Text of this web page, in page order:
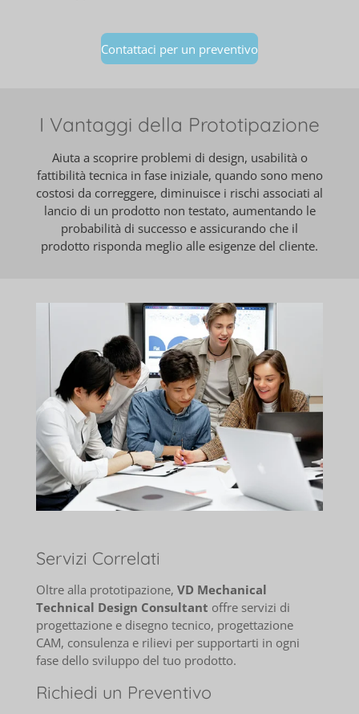
Contattaci per un preventivo
I Vantaggi della Prototipazione
Aiuta a scoprire problemi di design, usabilità o
fattibilità tecnica in fase iniziale, quando sono meno
costosi da correggere, diminuisce i rischi associati al
lancio di un prodotto non testato, aumentando le
probabilità di successo e assicurando che il
prodotto risponda meglio alle esigenze del cliente.
Servizi Correlati
Oltre alla prototipazione, VD Mechanical
Technical Design Consultant offre servizi di
progettazione e disegno tecnico, progettazione
CAM, consulenza e rilievi per supportarti in ogni
fase dello sviluppo del tuo prodotto.
Richiedi un Preventivo